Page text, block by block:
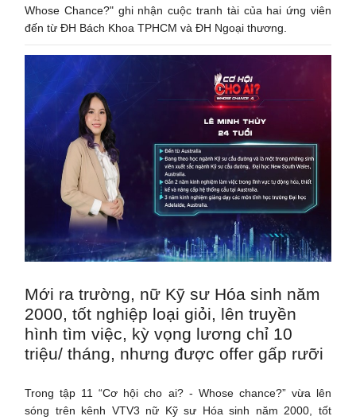
Whose Chance?" ghi nhận cuộc tranh tài của hai ứng viên
đến từ ĐH Bách Khoa TPHCM và ĐH Ngoại thương.
Mới ra trường, nữ Kỹ sư Hóa sinh năm
2000, tốt nghiệp loại giỏi, lên truyền
hình tìm việc, kỳ vọng lương chỉ 10
triệu/ tháng, nhưng được offer gấp rưỡi
Trong tập 11 “Cơ hội cho ai? - Whose chance?” vừa lên
sóng trên kênh VTV3 nữ Kỹ sư Hóa sinh năm 2000, tốt